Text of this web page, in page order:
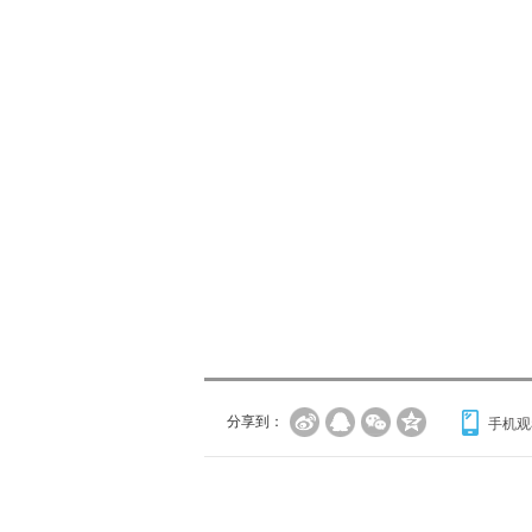
分享到： 手机